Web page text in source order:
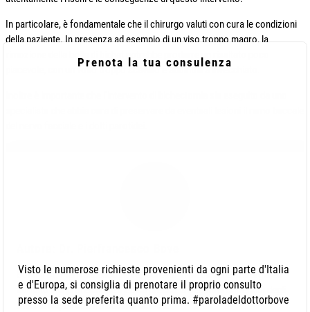
In particolare, è fondamentale che il chirurgo valuti con cura le condizioni
della paziente. In presenza ad esempio di un viso troppo magro, la
rimozione della bolla di bichat potrebbe produrre un risultato poco
piacevole, con un volto troppo scavato e addirittura invecchiato.
Sono il Dr. Pierfrancesco Bove, laureato in Medicina e Chirurgia ed
abilitato alla professione medica presso la Seconda Università degli
Studi di Napoli con il massimo dei voti.
Prenota la tua consulenza
Visto le numerose richieste provenienti da ogni parte d'Italia
e d'Europa, si consiglia di prenotare il proprio consulto
presso la sede preferita quanto prima. #paroladeldottorbove